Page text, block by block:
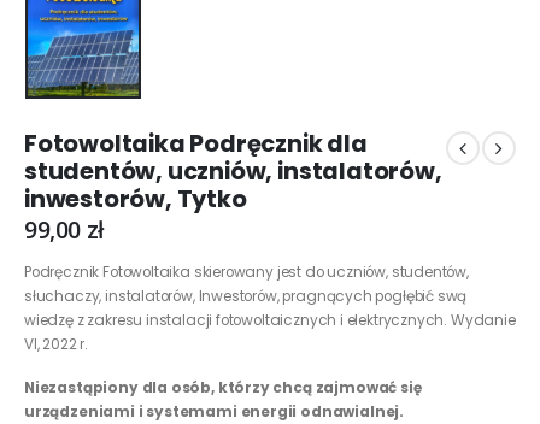
Fotowoltaika Podręcznik dla
studentów, uczniów, instalatorów,
inwestorów, Tytko
99,00 zł
Podręcznik Fotowoltaika skierowany jest do uczniów, studentów,
słuchaczy, instalatorów, Inwestorów, pragnących pogłębić swą
wiedzę z zakresu instalacji fotowoltaicznych i elektrycznych. Wydanie
VI, 2022 r.
Niezastąpiony dla osób, którzy chcą zajmować się
urządzeniami i systemami energii odnawialnej.